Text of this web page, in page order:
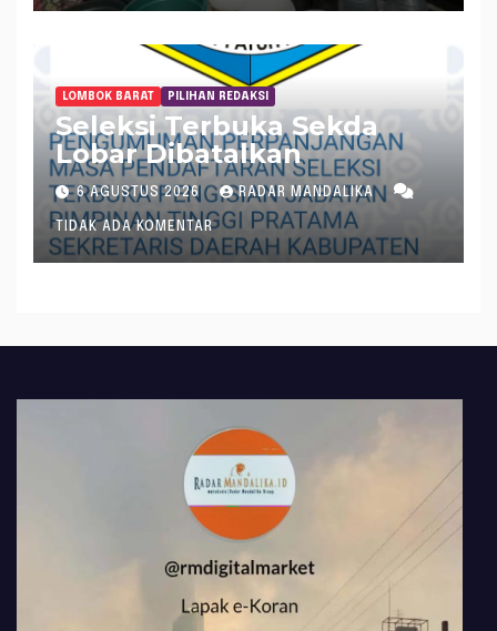
LOMBOK BARAT PILIHAN REDAKSI
Seleksi Terbuka Sekda
Lobar Dibatalkan
6 AGUSTUS 2026 RADAR MANDALIKA
TIDAK ADA KOMENTAR